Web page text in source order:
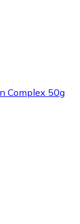
Complex 50g